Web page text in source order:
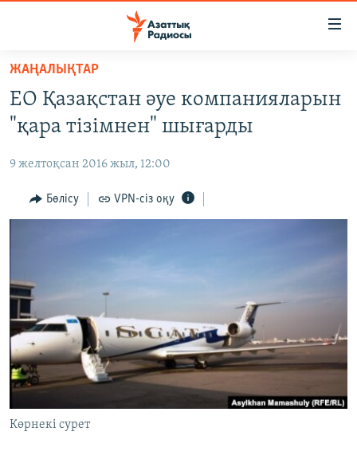
Skip
main
content
to
Navigation
Skip
САЯСАТ
AZATTYQTV
ҚАҢТАР ОҚИҒАСЫ
АДАМ ҚҰҚЫҚТАРЫ
АРНАЙЫ ЖОБАЛАР
Русский
ЖАЗЫЛЫҢЫЗ
ЖАҢАЛЫҚТАР
ЕО Қазақстан әуе компанияларын
"қара тізімнен" шығарды
9 желтоқсан 2016 жыл, 12:00
Бөлісу VPN-сіз оқу
Көрнекі сурет